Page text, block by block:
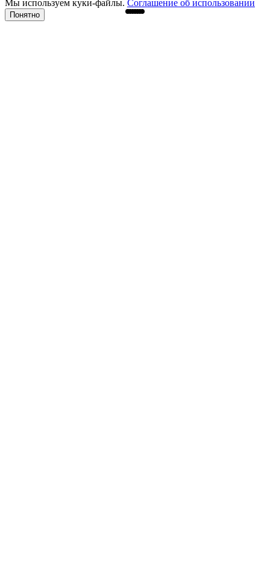
Мы используем куки-файлы. Соглашение об использовании
Понятно